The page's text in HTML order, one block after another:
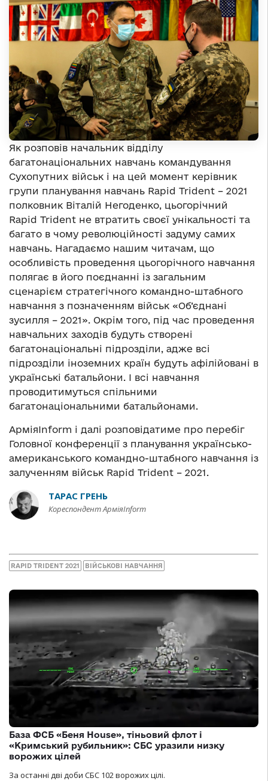
Як розповів начальник відділу
багатонаціональних навчань командування
Сухопутних військ і на цей момент керівник
групи планування навчань Rapid Trident – 2021
полковник Віталій Негоденко, цьогорічний
Rapid Trident не втратить своєї унікальності та
багато в чому революційності задуму самих
навчань. Нагадаємо нашим читачам, що
особливість проведення цьогорічного навчання
полягає в його поєднанні із загальним
сценарієм стратегічного командно-штабного
навчання з позначенням військ «Об’єднані
зусилля – 2021». Окрім того, під час проведення
навчальних заходів будуть створені
багатонаціональні підрозділи, адже всі
підрозділи іноземних країн будуть афілійовані в
українські батальйони. І всі навчання
проводитимуться спільними
багатонаціональними батальйонами.
АрміяInform і далі розповідатиме про перебіг
Головної конференції з планування українсько-
американського командно-штабного навчання із
залученням військ Rapid Trident – 2021.
ТАРАС ГРЕНЬ
Кореспондент АрміяInform
RAPID TRIDENT 2021 ВІЙСЬКОВІ НАВЧАННЯ
База ФСБ «Беня House», тіньовий флот і
«Кримський рубильник»: СБС уразили низку
ворожих цілей
За останні дві доби СБС 102 ворожих цілі.